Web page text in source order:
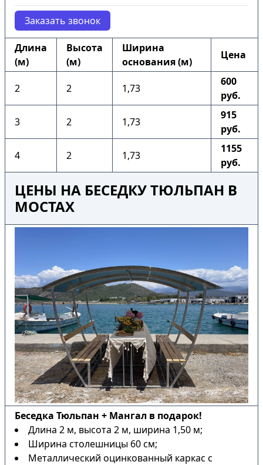
Заказать звонок
Длина
(м)
Высота
(м)
Ширина
основания (м)
Цена
2 2 1,73
600
руб.
3 2 1,73
915
руб.
4 2 1,73
1155
руб.
ЦЕНЫ НА БЕСЕДКУ ТЮЛЬПАН В
МОСТАХ
Беседка Тюльпан + Мангал в подарок!
Длина 2 м, высота 2 м, ширина 1,50 м;
Ширина столешницы 60 см;
Металлический оцинкованный каркас с